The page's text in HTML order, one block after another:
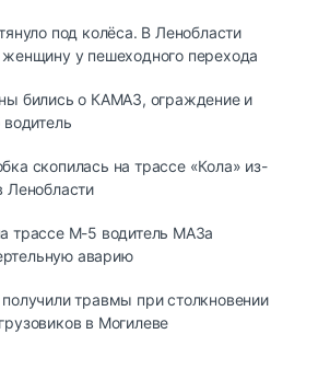
под колёса. В Ленобласти
женщину у пешеходного перехода
бились о КАМАЗ, ограждение и
скопилась на трассе «Кола» из-
Ленобласти
трассе М-5 водитель МАЗа
аварию
травмы при столкновении
в Могилеве